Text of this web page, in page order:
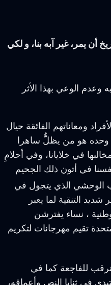
أن يمر، غير آبه بنا، و لكي
وعدم الوعي بهذا الأثر
ومعاناتهم الفائقة حيال
وحده هو من يظلُّ ساهرا
في خلايانا، وفي أحلامِ
في أتون ذلك الجحيم
الوحشي الذي يتجول في
التنقية لما يعبر
، نساء يفترشن
تقيم مهرجانات لتكريم
للفاجعة كما في
في ثنايا النص وأعماقه،